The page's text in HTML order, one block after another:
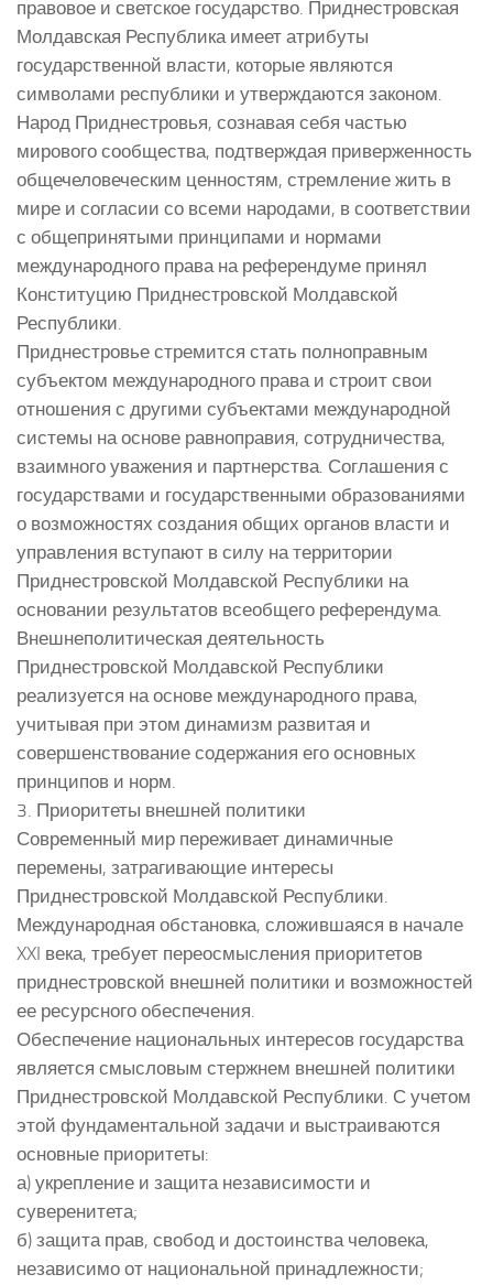
правовое и светское государство. Приднестровская
Молдавская Республика имеет атрибуты
государственной власти, которые являются
символами республики и утверждаются законом.
Народ Приднестровья, сознавая себя частью
мирового сообщества, подтверждая приверженность
общечеловеческим ценностям, стремление жить в
мире и согласии со всеми народами, в соответствии
с общепринятыми принципами и нормами
международного права на референдуме принял
Конституцию Приднестровской Молдавской
Республики.
Приднестровье стремится стать полноправным
субъектом международного права и строит свои
отношения с другими субъектами международной
системы на основе равноправия, сотрудничества,
взаимного уважения и партнерства. Соглашения с
государствами и государственными образованиями
о возможностях создания общих органов власти и
управления вступают в силу на территории
Приднестровской Молдавской Республики на
основании результатов всеобщего референдума.
Внешнеполитическая деятельность
Приднестровской Молдавской Республики
реализуется на основе международного права,
учитывая при этом динамизм развитая и
совершенствование содержания его основных
принципов и норм.
3. Приоритеты внешней политики
Современный мир переживает динамичные
перемены, затрагивающие интересы
Приднестровской Молдавской Республики.
Международная обстановка, сложившаяся в начале
XXI века, требует переосмысления приоритетов
приднестровской внешней политики и возможностей
ее ресурсного обеспечения.
Обеспечение национальных интересов государства
является смысловым стержнем внешней политики
Приднестровской Молдавской Республики. С учетом
этой фундаментальной задачи и выстраиваются
основные приоритеты:
а) укрепление и защита независимости и
суверенитета;
б) защита прав, свобод и достоинства человека,
независимо от национальной принадлежности;